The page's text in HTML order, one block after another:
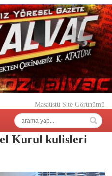
Masaüstü Site Görünümü
Kurul kulisleri